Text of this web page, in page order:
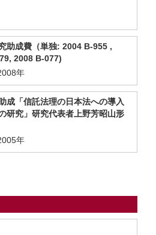
助成費（単独: 2004 B-955 ,
2008 B-077)
年
成「信託法理の日本法への導入
研究」研究代表者上野芳昭山形
年